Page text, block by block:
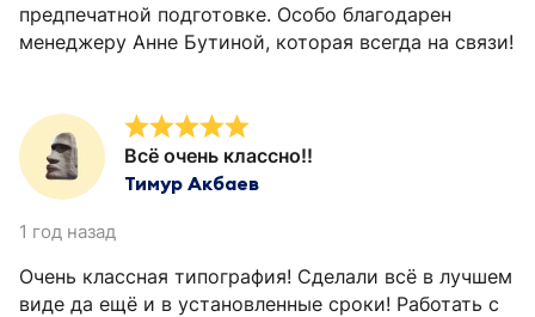
предпечатной подготовке. Особо благодарен
менеджеру Анне Бутиной, которая всегда на связи!
Всё очень классно!!
Тимур Акбаев
1 год назад
Очень классная типография! Сделали всё в лучшем
виде да ещё и в установленные сроки! Работать с